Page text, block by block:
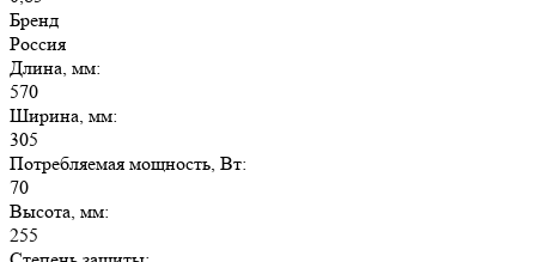
Бренд
Россия
Длина, мм:
570
Ширина, мм:
305
Потребляемая мощность, Вт:
70
Высота, мм:
255